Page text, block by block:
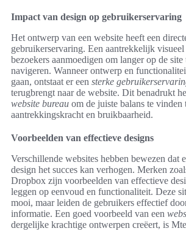
Impact van design op gebruikerservaring
Het ontwerp van een website heeft een
gebruikerservaring. Een aantrekkelijk
bezoekers aanmoedigen om langer op de
navigeren. Wanneer ontwerp en
gaan, ontstaat er een sterke
terugbrengt naar de website. Dit benadrukt
website bureau om de juiste balans te vinden
aantrekkingskracht en bruikbaarheid.
Voorbeelden van effectieve designs
Verschillende websites hebben bewezen dat
design het succes kan verhogen. Merken
Dropbox zijn voorbeelden van effectieve
leggen op eenvoud en functionaliteit. Deze
mooi, maar leiden de gebruikers effectief
informatie. Een goed voorbeeld van een
dergelijke krachtige ontwerpen creëert, is